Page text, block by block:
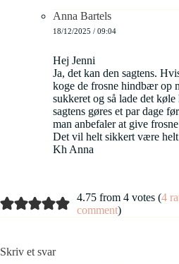
Anna Bartels
18/12/2025 / 09:04
Hej Jenni
Ja, det kan den sagtens.
koge de frosne hindbær op
sukkeret og så lade det
sagtens gøres et par dage
man anbefaler at give
Det vil helt sikkert være
Kh Anna
4.75 from 4 votes (4
comment)
Skriv et svar